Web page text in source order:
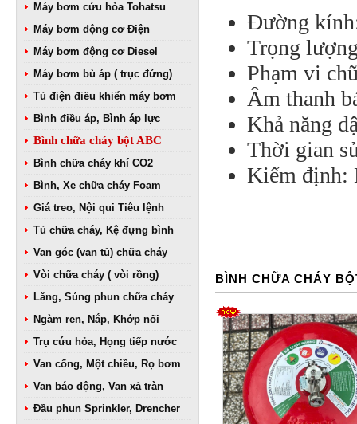
Máy bơm cứu hỏa Tohatsu
Máy bơm động cơ Điện
Máy bơm động cơ Diesel
Máy bơm bù áp ( trục đứng)
Tủ điện điều khiển máy bơm
Bình điều áp, Bình áp lực
Bình chữa cháy bột ABC
Bình chữa cháy khí CO2
Bình, Xe chữa cháy Foam
Giá treo, Nội qui Tiêu lệnh
Tủ chữa cháy, Kệ đựng bình
Van góc (van tủ) chữa cháy
Vòi chữa cháy ( vòi rồng)
Lăng, Súng phun chữa cháy
Ngàm ren, Nắp, Khớp nối
Trụ cứu hỏa, Họng tiếp nước
Van cổng, Một chiều, Rọ bơm
Van báo động, Van xả tràn
Đầu phun Sprinkler, Drencher
Đường
Trọng
Phạm vi
Âm thanh
Khả năng
Thời gian
Kiểm định:
BÌNH CHỮA CHÁY